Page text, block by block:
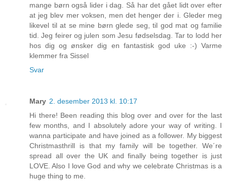
mange børn også lider i dag. Så har det gået lidt over efter
at jeg blev mer voksen, men det henger der i. Gleder meg
likevel til at se mine børn glede seg, til god mat og familie
tid. Jeg feirer og julen som Jesu fødselsdag. Tar to lodd her
hos dig og ønsker dig en fantastisk god uke :-) Varme
klemmer fra Sissel
Svar
Mary 2. desember 2013 kl. 10:17
Hi there! Been reading this blog over and over for the last
few months, and I absolutely adore your way of writing. I
wanna participate and have joined as a follower. My biggest
Christmasthrill is that my family will be together. We´re
spread all over the UK and finally being together is just
LOVE. Also I love God and why we celebrate Christmas is a
huge thing to me.